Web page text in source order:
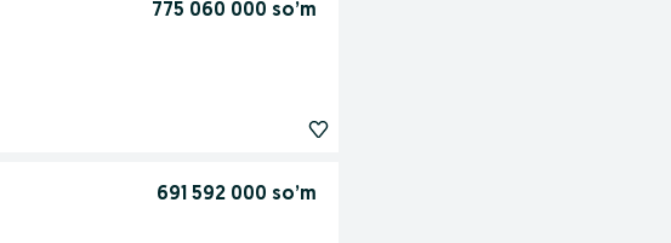
775 060 000 so’m
691 592 000 so’m